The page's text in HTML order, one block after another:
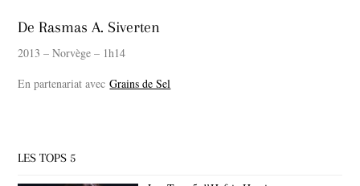
De Rasmas A. Siverten
2013 – Norvège – 1h14
En partenariat avecGrains de Sel
LES TOPS 5